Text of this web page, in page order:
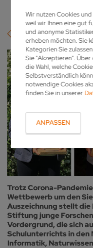
Wir nutzen Cookies
weil wir Ihnen eine gut
und anonyme
erheben möchten. Sie
Kategorien Sie
Sie "Akzeptieren". Über
die Wahl, welche
Selbstverständlich
notwendige Cookies
finden Sie in unserer
ANPASSEN
Trotz Corona-
Wettbewerb um den
Auszeichnung stellt die
Stiftung junge
Vordergrund, die sich
Schulunterrichts in den
Informatik,